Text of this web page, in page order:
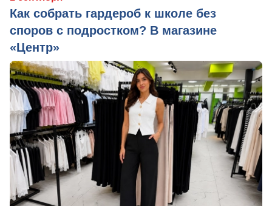
Как собрать гардероб к школе без
споров с подростком? В магазине
«Центр»